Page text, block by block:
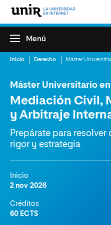
Menú
Inicio Derecho
Máster Universitario en
Mediación Civil,
y Arbitraje
Prepárate para
rigor y estrategia
Inicio
2 nov 2026
Créditos
60 ECTS